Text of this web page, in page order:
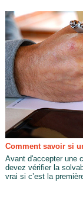
Comment savoir si
Avant d'accepter une
devez vérifier la
vrai si c’est la